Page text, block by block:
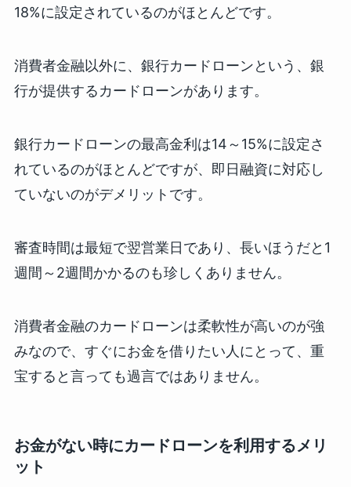
18%に設定されているのがほとんどです。
消費者金融以外に、銀行カードローンという、銀
行が提供するカードローンがあります。
銀行カードローンの最高金利は14～15%に設定さ
れているのがほとんどですが、即日融資に対応し
ていないのがデメリットです。
審査時間は最短で翌営業日であり、長いほうだと1
週間～2週間かかるのも珍しくありません。
消費者金融のカードローンは柔軟性が高いのが強
みなので、すぐにお金を借りたい人にとって、重
宝すると言っても過言ではありません。
お金がない時にカードローンを利用するメリ
ット